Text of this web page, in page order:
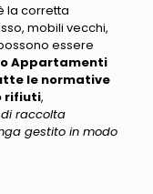
la corretta
mobili vecchi,
essere
Appartamenti
le normative
rifiuti,
raccolta
gestito in modo